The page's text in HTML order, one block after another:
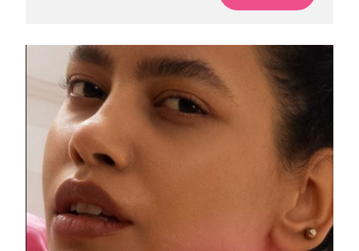
预计送达日期
土耳其 预计送达日期 2026/8/10
阿拉伯联合酋长国 预计送达日期 2026/8/10
英国 预计送达日期2026/8/9
美国 2026/8/10
乌兹别克斯坦 2026/8/14